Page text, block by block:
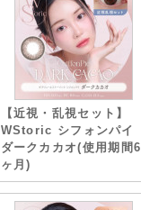
【近視・乱視セット】
WStoric シフォンパイ
ダークカカオ(使用期間6
ヶ月)